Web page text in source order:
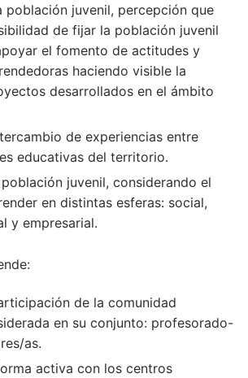
población juvenil, percepción que
de fijar la población juvenil
el fomento de actitudes y
haciendo visible la
desarrollados en el ámbito
de experiencias entre
educativas del territorio.
juvenil, considerando el
en distintas esferas: social,
y empresarial.
de la comunidad
en su conjunto: profesorado-
as.
activa con los centros